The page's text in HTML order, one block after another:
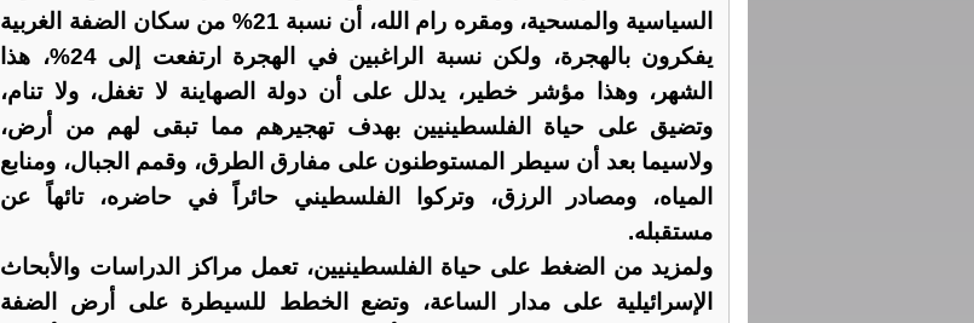
السياسية والمسحية، ومقره رام الله، أن نسبة 21% من سكان الضفة الغربية
يفكرون بالهجرة، ولكن نسبة الراغبين في الهجرة ارتفعت إلى 24%، هذا
الشهر، وهذا مؤشر خطير، يدلل على أن دولة الصهاينة لا تغفل، ولا تنام،
وتضيق على حياة الفلسطينيين بهدف تهجيرهم مما تبقى لهم من أرض،
ولاسيما بعد أن سيطر المستوطنون على مفارق الطرق، وقمم الجبال، ومنابع
المياه، ومصادر الرزق، وتركوا الفلسطيني حائراً في حاضره، تائهاً عن
مستقبله.
ولمزيد من الضغط على حياة الفلسطينيين، تعمل مراكز الدراسات والأبحاث
الإسرائيلية على مدار الساعة، وتضع الخطط للسيطرة على أرض الضفة